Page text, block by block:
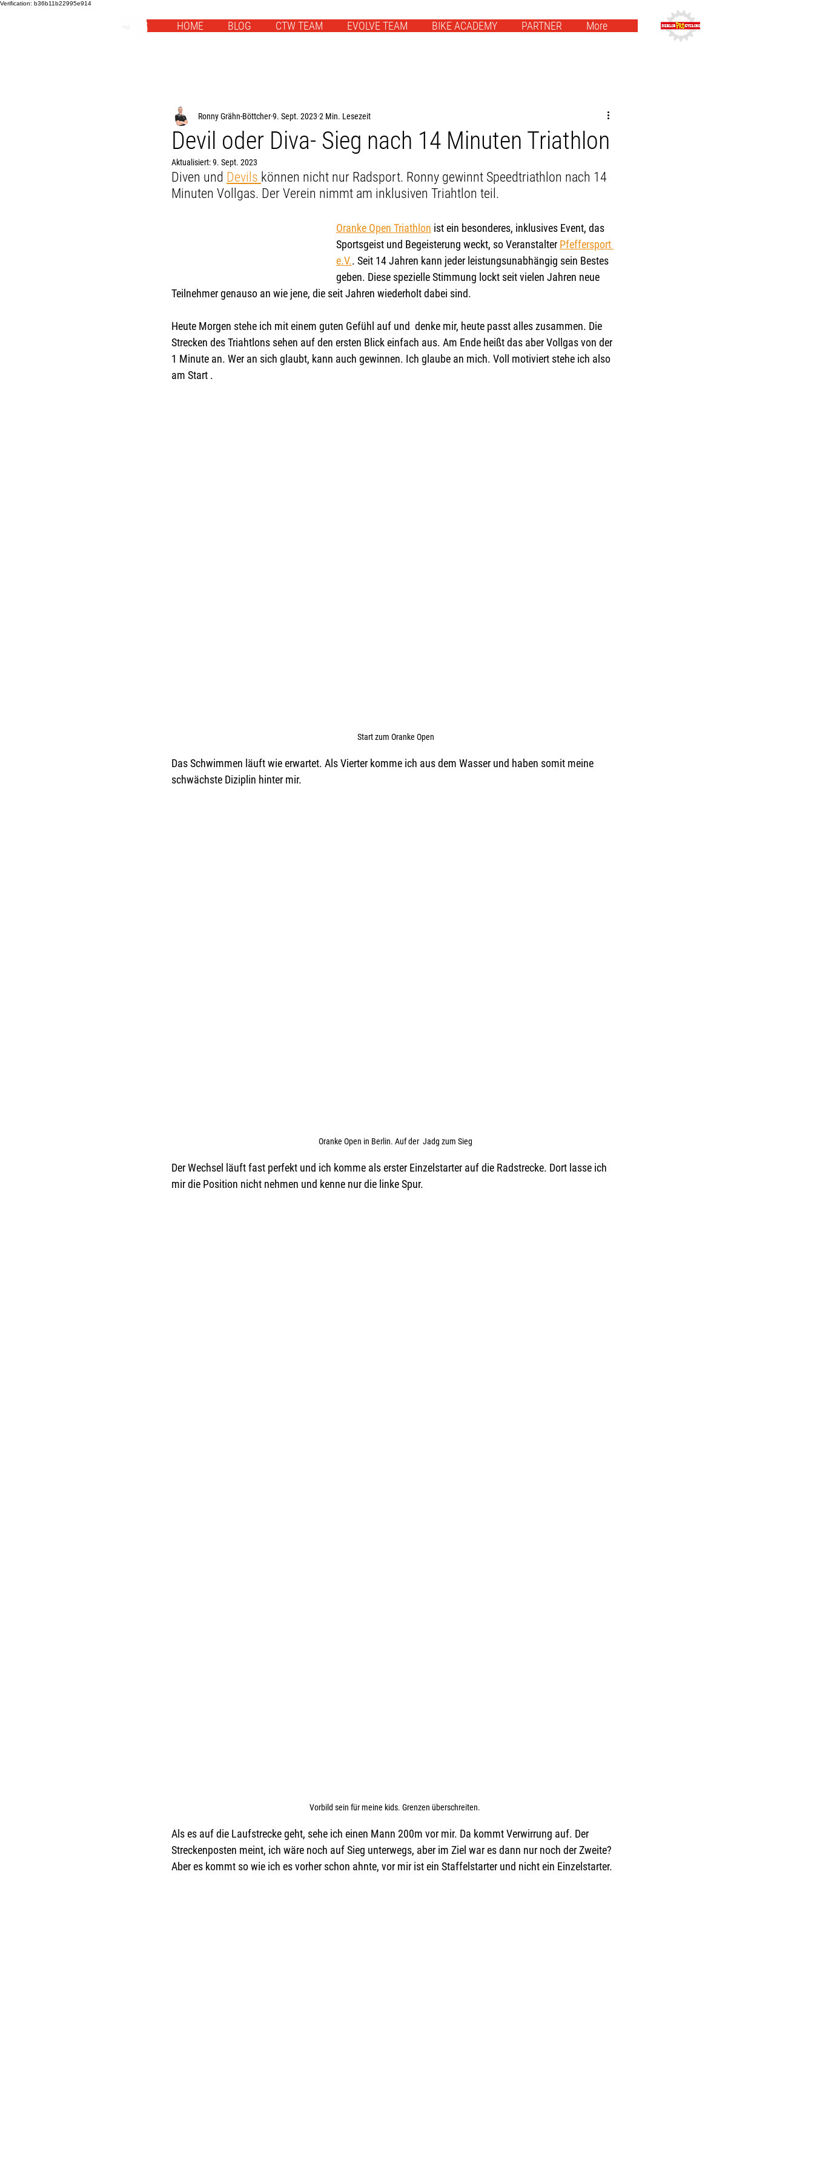
Verification: b36b11b22995e914
HOME BLOG CTW TEAM EVOLVE TEAM BIKE ACADEMY PARTNER More
Devil oder Diva- Sieg nach 14 Minuten Triathlon
Ronny Grähn-Böttcher9. Sept. 2023 2 Min. Lesezeit
Aktualisiert:9. Sept. 2023
Diven und Devils können nicht nur Radsport. Ronny gewinnt Speedtriathlon nach 14
Minuten Vollgas. Der Verein nimmt am inklusiven Triahtlon teil.
Oranke Open Triathlon ist ein besonderes, inklusives Event, das
Sportsgeist und Begeisterung weckt, so Veranstalter Pfeffersport
e.V.. Seit 14 Jahren kann jeder leistungsunabhängig sein Bestes
geben. Diese spezielle Stimmung lockt seit vielen Jahren neue
Teilnehmer genauso an wie jene, die seit Jahren wiederholt dabei sind.
Heute Morgen stehe ich mit einem guten Gefühl auf und  denke mir, heute passt alles zusammen. Die
Strecken des Triahtlons sehen auf den ersten Blick einfach aus. Am Ende heißt das aber Vollgas von der
1 Minute an. Wer an sich glaubt, kann auch gewinnen. Ich glaube an mich. Voll motiviert stehe ich also
am Start .
Start zum Oranke Open
Das Schwimmen läuft wie erwartet. Als Vierter komme ich aus dem Wasser und haben somit meine
schwächste Diziplin hinter mir.
Oranke Open in Berlin. Auf der  Jadg zum Sieg
Der Wechsel läuft fast perfekt und ich komme als erster Einzelstarter auf die Radstrecke. Dort lasse ich
mir die Position nicht nehmen und kenne nur die linke Spur.
Vorbild sein für meine kids. Grenzen überschreiten.
Als es auf die Laufstrecke geht, sehe ich einen Mann 200m vor mir. Da kommt Verwirrung auf. Der
Streckenposten meint, ich wäre noch auf Sieg unterwegs, aber im Ziel war es dann nur noch der Zweite?
Aber es kommt so wie ich es vorher schon ahnte, vor mir ist ein Staffelstarter und nicht ein Einzelstarter.